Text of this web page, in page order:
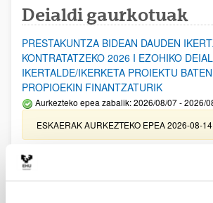
Deialdi gaurkotuak
PRESTAKUNTZA BIDEAN DAUDEN
KONTRATATZEKO 2026 I EZOHIKO
IKERTALDE/IKERKETA PROIEKTU
PROPIOEKIN FINANTZATURIK
Aurkezteko epea zabalik: 2026/08/07 - 2026/
ESKAERAK AURKEZTEKO EPEA 2026-08-
UPV/EHUn Azpiegitura Zientifikoa eta
erosi eta berritzeko laguntzak 2026